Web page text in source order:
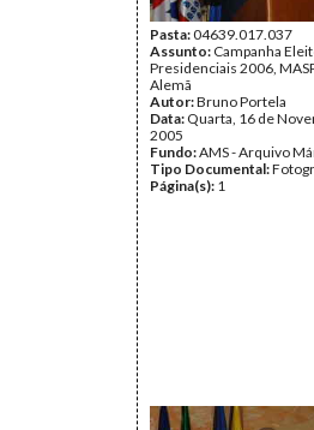
Pasta:04639.017.037
Assunto: Campanha
Presidenciais 2006,
Alemã
Autor:Bruno Portela
Data: Quarta, 16 de
2005
Fundo:AMS - Arquivo
Tipo Documental:
Página(s): 1